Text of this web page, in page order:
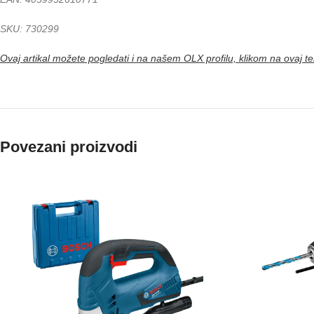
SKU: 730299
Ovaj artikal možete pogledati i na našem OLX profilu, klikom na ovaj
Povezani proizvodi